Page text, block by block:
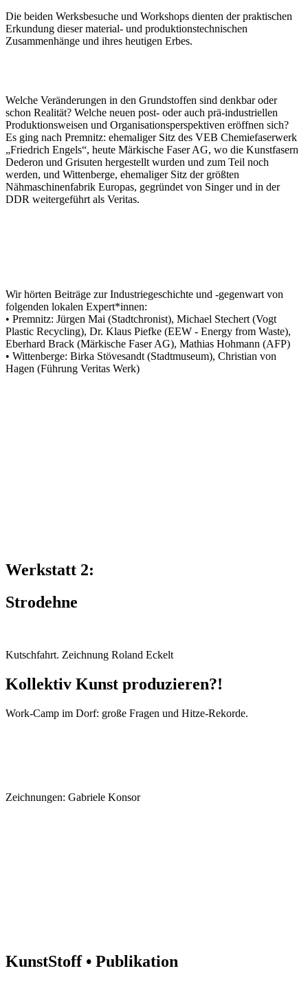
Die beiden Werksbesuche und Workshops dienten der praktischen
Erkundung dieser material- und produktionstechnischen
Zusammenhänge und ihres heutigen Erbes.
Welche Veränderungen in den Grundstoffen sind denkbar oder
schon Realität? Welche neuen post- oder auch prä-industriellen
Produktionsweisen und Organisationsperspektiven eröffnen sich?
Es ging nach Premnitz: ehemaliger Sitz des VEB Chemiefaserwerk
„Friedrich Engels“, heute Märkische Faser AG, wo die Kunstfasern
Dederon und Grisuten hergestellt wurden und zum Teil noch
werden, und Wittenberge, ehemaliger Sitz der größten
Nähmaschinenfabrik Europas, gegründet von Singer und in der
DDR weitergeführt als Veritas.
Wir hörten Beiträge zur Industriegeschichte und -gegenwart von
folgenden lokalen Expert*innen:
• Premnitz: Jürgen Mai (Stadtchronist), Michael Stechert (Vogt
Plastic Recycling), Dr. Klaus Piefke (EEW - Energy from Waste),
Eberhard Brack (Märkische Faser AG), Mathias Hohmann (AFP)
• Wittenberge: Birka Stövesandt (Stadtmuseum), Christian von
Hagen (Führung Veritas Werk)
Werkstatt 2:
Strodehne
Kutschfahrt. Zeichnung Roland Eckelt
Kollektiv Kunst produzieren?!
Work-Camp im Dorf: große Fragen und Hitze-Rekorde.
Zeichnungen: Gabriele Konsor
KunstStoff • Publikation